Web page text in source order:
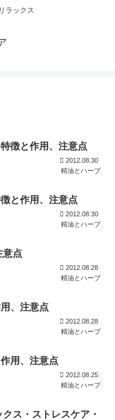
ラックス
徴と作用、注意点
2012.08.30
精油とハーブ
と作用、注意点
2012.08.30
精油とハーブ
意点
2012.08.28
精油とハーブ
、注意点
2012.08.28
精油とハーブ
用、注意点
2012.08.25
精油とハーブ
ス・ストレスケア・